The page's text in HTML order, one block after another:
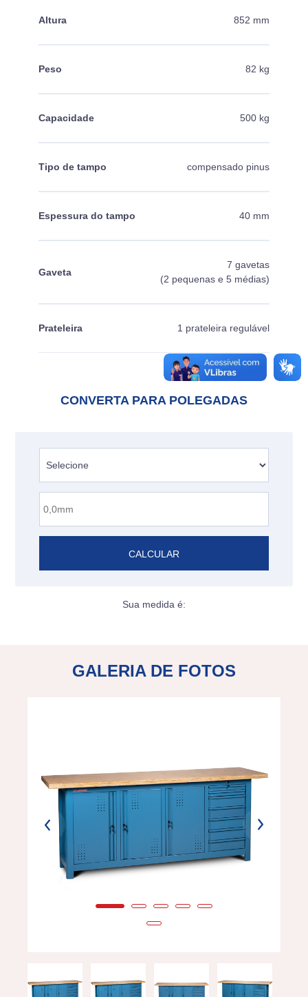
Altura 852 mm
Peso 82 kg
Capacidade 500 kg
Tipo de tampo compensado pinus
Espessura do tampo 40 mm
Gaveta
7 gavetas
(2 pequenas e 5 médias)
Prateleira 1 prateleira regulável
CONVERTA PARA POLEGADAS
CALCULAR
Sua medida é:
GALERIA DE FOTOS